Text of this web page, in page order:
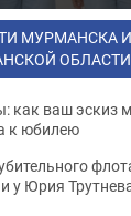
МУРМАНСКА И
ОБЛАСТИ
как ваш эскиз
к юбилею
у Юрия